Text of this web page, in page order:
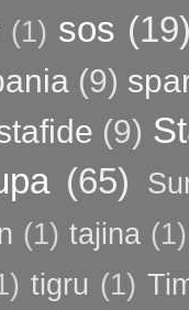
(1) sos
(9)
(9)
(65)
(1) tajina (1)
tigru (1)